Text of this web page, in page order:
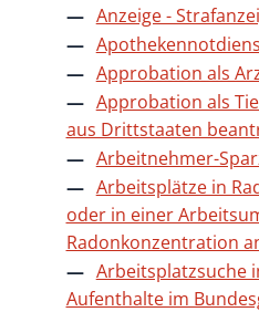
Anzeige -
Approbation als
Approbation als
aus Drittstaaten
Arbeitnehmer-
Arbeitsplätze in
oder in einer
Radonkonzentration
Arbeitsplatzsuche
Aufenthalte im